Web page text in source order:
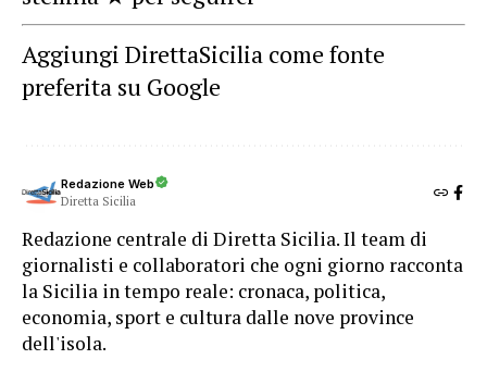
Aggiungi DirettaSicilia come fonte
preferita su Google
Redazione Web
Diretta Sicilia
Redazione centrale di Diretta Sicilia. Il team di
giornalisti e collaboratori che ogni giorno racconta
la Sicilia in tempo reale: cronaca, politica,
economia, sport e cultura dalle nove province
dell'isola.